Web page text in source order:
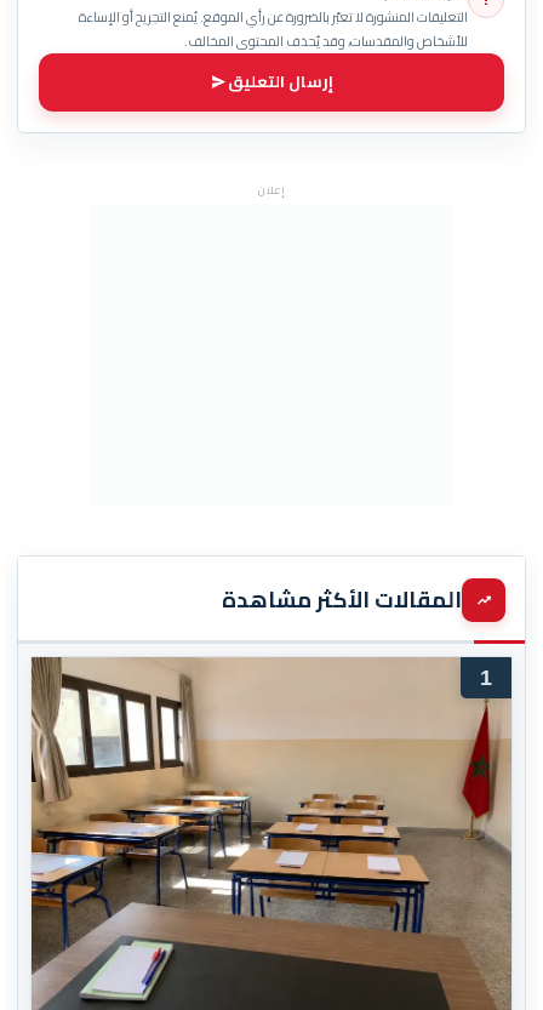
التعليقات المنشورة لا تعبّر بالضرورة عن رأي الموقع. يُمنع التجريح أو الإساءة
للأشخاص والمقدسات، وقد يُحذف المحتوى المخالف.
إرسال التعليق
إعلان
المقالات الأكثر مشاهدة
1